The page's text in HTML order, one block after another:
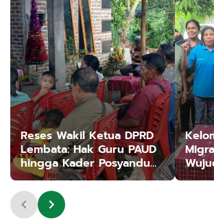
Reses Wakil Ketua DPRD
Lembata: Hak Guru PAUD
hingga Kader Posyandu
Tertunda Akibat PMK 81